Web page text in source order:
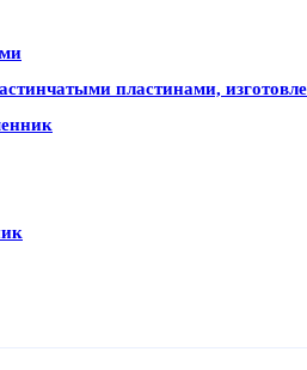
пластинами,